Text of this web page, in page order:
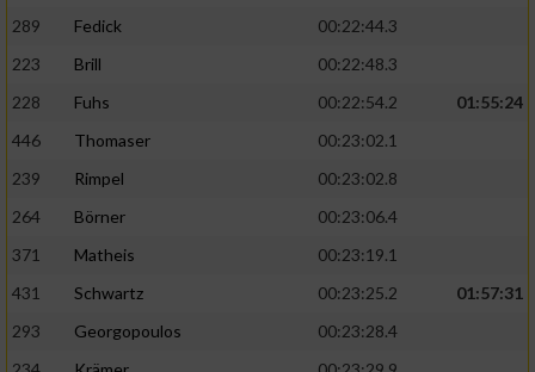
289
Fedick
00:22:44.3
223
Brill
00:22:48.3
228
Fuhs 00:22:54.2
01:55:24
446
Thomaser
00:23:02.1
239
Rimpel
00:23:02.8
264
Börner
00:23:06.4
371
Matheis
00:23:19.1
431
Schwartz 00:23:25.2
01:57:31
293
Georgopoulos
00:23:28.4